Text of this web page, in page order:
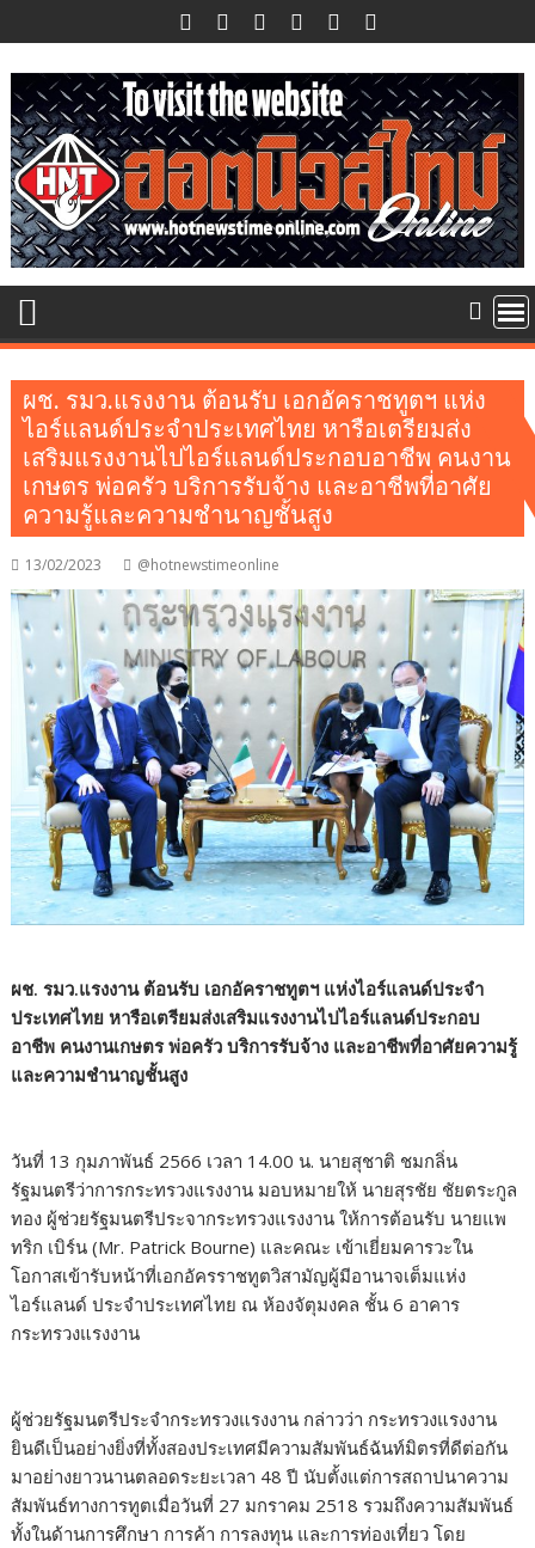
to
content
ผช. รมว.แรงงาน ต้อนรับ เอกอัคราชทูตฯ แห่ง
ไอร์แลนด์ประจำประเทศไทย หารือเตรียมส่ง
เสริมแรงงานไปไอร์แลนด์ประกอบอาชีพ คนงาน
เกษตร พ่อครัว บริการรับจ้าง และอาชีพที่อาศัย
ความรู้และความชำนาญชั้นสูง
13/02/2023 @hotnewstimeonline
ผช. รมว.แรงงาน ต้อนรับ เอกอัคราชทูตฯ แห่งไอร์แลนด์ประจำ
ประเทศไทย หารือเตรียมส่งเสริมแรงงานไปไอร์แลนด์ประกอบ
อาชีพ คนงานเกษตร พ่อครัว บริการรับจ้าง และอาชีพที่อาศัยความรู้
และความชำนาญชั้นสูง
วันที่ 13 กุมภาพันธ์ 2566 เวลา 14.00 น. นายสุชาติ ชมกลิ่น
รัฐมนตรีว่าการกระทรวงแรงงาน มอบหมายให้ นายสุรชัย ชัยตระกูล
ทอง ผู้ช่วยรัฐมนตรีประจากระทรวงแรงงาน ให้การต้อนรับ นายแพ
ทริก เบิร์น (Mr. Patrick Bourne) และคณะ เข้าเยี่ยมคารวะใน
โอกาสเข้ารับหน้าที่เอกอัครราชทูตวิสามัญผู้มีอานาจเต็มแห่ง
ไอร์แลนด์ ประจำประเทศไทย ณ ห้องจัตุมงคล ชั้น 6 อาคาร
กระทรวงแรงงาน
ผู้ช่วยรัฐมนตรีประจำกระทรวงแรงงาน กล่าวว่า กระทรวงแรงงาน
ยินดีเป็นอย่างยิ่งที่ทั้งสองประเทศมีความสัมพันธ์ฉันท์มิตรที่ดีต่อกัน
มาอย่างยาวนานตลอดระยะเวลา 48 ปี นับตั้งแต่การสถาปนาความ
สัมพันธ์ทางการทูตเมื่อวันที่ 27 มกราคม 2518 รวมถึงความสัมพันธ์
ทั้งในด้านการศึกษา การค้า การลงทุน และการท่องเที่ยว โดย